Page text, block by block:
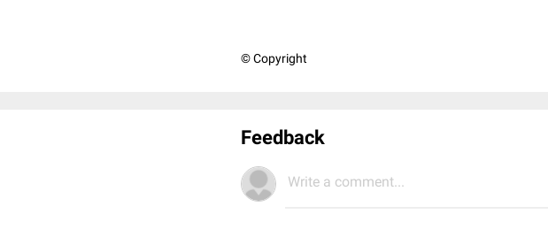
© Copyright
Feedback
Write a comment...